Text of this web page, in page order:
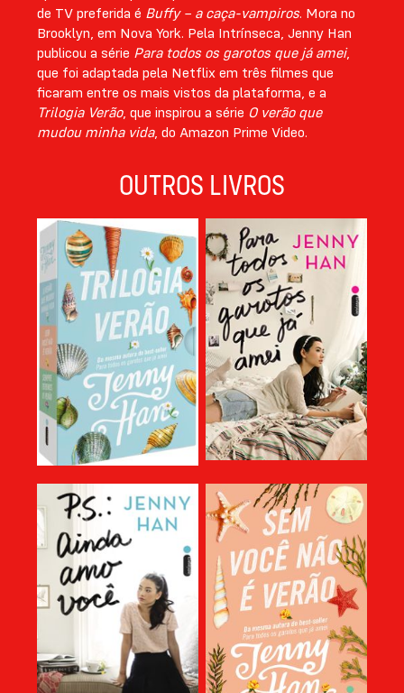
de TV preferida é Buffy – a caça-vampiros. Mora no
Brooklyn, em Nova York. Pela Intrínseca, Jenny Han
publicou a série Para todos os garotos que já amei,
que foi adaptada pela Netflix em três filmes que
ficaram entre os mais vistos da plataforma, e a
Trilogia Verão, que inspirou a série O verão que
mudou minha vida, do Amazon Prime Video.
OUTROS LIVROS